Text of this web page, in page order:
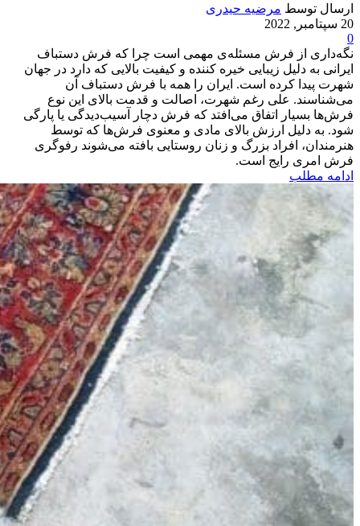
ارسال توسط مرضیه حیدری
20 سپتامبر, 2022
0
نگه‌داری از فرش مسئله‌ی مهمی است چرا که فرش دستباف
ایرانی به دلیل زیبایی خیره کننده و کیفیت بالایی که دارد در جهان
شهرت پیدا کرده است. ایران را همه با فرش دستباف آن
می‌شناسند. علی رغم شهرت، اصالت و قدمت بالای این نوع
فرش‌ها بسیار اتفاق می‌افتد که فرش دچار آسیب‌دیدگی یا پارگی
شود. به دلیل ارزش بالای مادی و معنوی فرش‌ها که توسط
هنرمندان، افراد بزرگ و زنان روستایی بافته می‌شوند رفوگری
فرش امری رایج است.
ادامه مطلب